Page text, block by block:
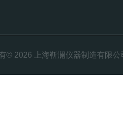
© 2026 上海靳澜仪器制造有限